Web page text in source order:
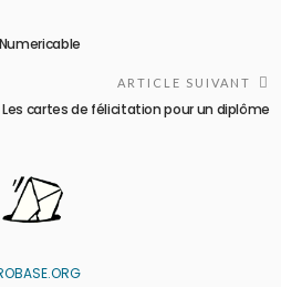
ARTICLE SUIVANT
Les cartes de félicitation pour un diplôme